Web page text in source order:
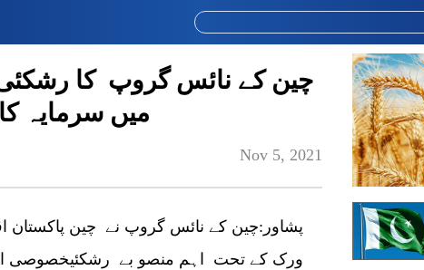
چین کے نائس گروپ کا
میں سرمایہ
Nov 5, 2021
پشاور:چین کے نائس گروپ نے چین پاکستان
ورک کے تحت اہم منصو بے رشکئیخصوصی